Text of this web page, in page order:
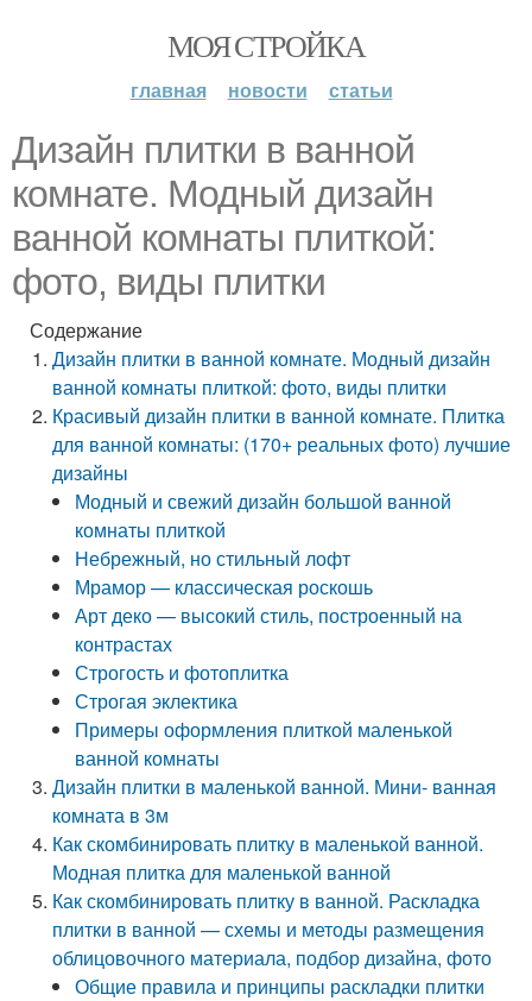
МОЯ СТРОЙКА
главная новости статьи
Дизайн плитки в ванной
комнате. Модный дизайн
ванной комнаты плиткой:
фото, виды плитки
Содержание
Дизайн плитки в ванной комнате. Модный дизайн
ванной комнаты плиткой: фото, виды плитки
Красивый дизайн плитки в ванной комнате. Плитка
для ванной комнаты: (170+ реальных фото) лучшие
дизайны
Модный и свежий дизайн большой ванной
комнаты плиткой
Небрежный, но стильный лофт
Мрамор — классическая роскошь
Арт деко — высокий стиль, построенный на
контрастах
Строгость и фотоплитка
Строгая эклектика
Примеры оформления плиткой маленькой
ванной комнаты
Дизайн плитки в маленькой ванной. Мини- ванная
комната в 3м
Как скомбинировать плитку в маленькой ванной.
Модная плитка для маленькой ванной
Как скомбинировать плитку в ванной. Раскладка
плитки в ванной — схемы и методы размещения
облицовочного материала, подбор дизайна, фото
Общие правила и принципы раскладки плитки